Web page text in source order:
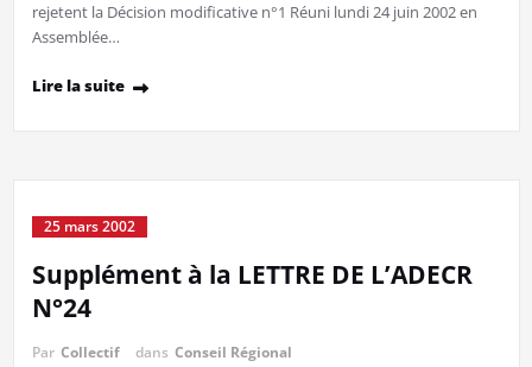
rejetent la Décision modificative n°1 Réuni lundi 24 juin 2002 en
Assemblée…
Lire la suite
25 mars 2002
Supplément à la LETTRE DE L’ADECR
N°24
Par Collectif dans Conseil Régional